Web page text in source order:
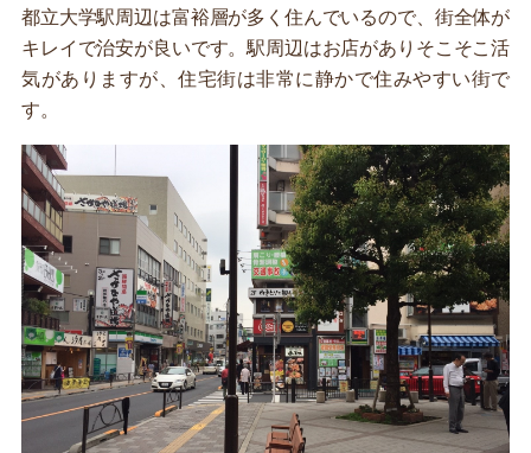
都立大学駅周辺は富裕層が多く住んでいるので、街全体が
キレイで治安が良いです。駅周辺はお店がありそこそこ活
気がありますが、住宅街は非常に静かで住みやすい街で
す。